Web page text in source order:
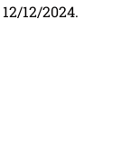
12/2024.